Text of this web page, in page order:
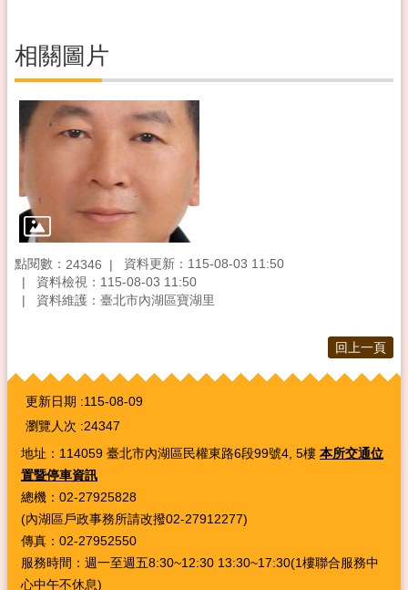
相關圖片
點閱數： 24346
資料更新：115-08-03 11:50
資料檢視：115-08-03 11:50
資料維護：臺北市內湖區寶湖里
回上一頁
:::
更新日期
115-08-09
瀏覽人次
24347
地址：114059 臺北市內湖區民權東路6段99號4, 5樓 本所交通位
置暨停車資訊
總機：02-27925828
(內湖區戶政事務所請改撥02-27912277)
傳真：02-27952550
服務時間：週一至週五8:30~12:30 13:30~17:30(1樓聯合服務中
心中午不休息)